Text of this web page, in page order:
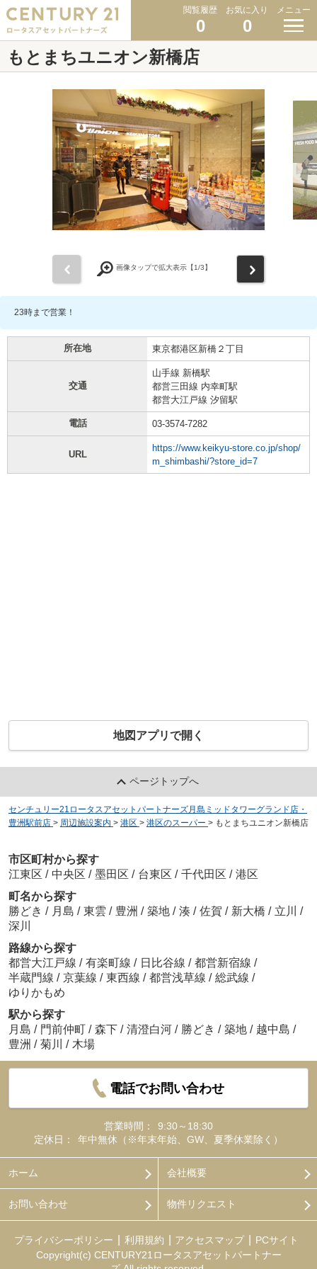
閲覧履歴
0
お気に入り
0
メニュー
もとまちユニオン新橋店
画像タップで拡大表示【1/3】
23時まで営業！
所在地 東京都港区新橋２丁目
交通
山手線 新橋駅
都営三田線 内幸町駅
都営大江戸線 汐留駅
電話 03-3574-7282
URL
https://www.keikyu-store.co.jp/shop/
m_shimbashi/?store_id=7
地図アプリで開く
ページトップへ
センチュリー21ロータスアセットパートナーズ月島ミッドタワーグランド店・
豊洲駅前店 > 周辺施設案内 > 港区 > 港区のスーパー > もとまちユニオン新橋店
市区町村から探す
江東区 / 中央区 / 墨田区 / 台東区 / 千代田区 / 港区
町名から探す
勝どき / 月島 / 東雲 / 豊洲 / 築地 / 湊 / 佐賀 / 新大橋 / 立川 /
深川
路線から探す
都営大江戸線 / 有楽町線 / 日比谷線 / 都営新宿線 /
半蔵門線 / 京葉線 / 東西線 / 都営浅草線 / 総武線 /
ゆりかもめ
駅から探す
月島 / 門前仲町 / 森下 / 清澄白河 / 勝どき / 築地 / 越中島 /
豊洲 / 菊川 / 木場
電話でお問い合わせ
営業時間：
9:30～18:30
定休日：
年中無休（※年末年始、GW、夏季休業除く）
ホーム 会社概要
お問い合わせ 物件リクエスト
プライバシーポリシー 利用規約 アクセスマップ
PCサイト
Copyright(c) CENTURY21ロータスアセットパートナー